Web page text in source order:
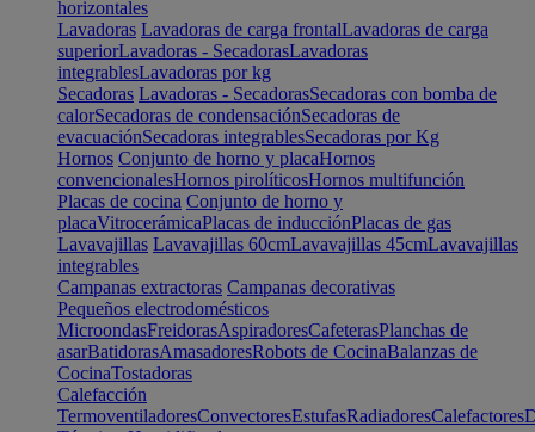
horizontales
Lavadoras Lavadoras de carga frontalLavadoras de carga
superiorLavadoras - SecadorasLavadoras
integrablesLavadoras por kg
Secadoras Lavadoras - SecadorasSecadoras con bomba de
calorSecadoras de condensaciónSecadoras de
evacuaciónSecadoras integrablesSecadoras por Kg
Hornos Conjunto de horno y placaHornos
convencionalesHornos pirolíticosHornos multifunción
Placas de cocina Conjunto de horno y
placaVitrocerámicaPlacas de inducciónPlacas de gas
Lavavajillas Lavavajillas 60cmLavavajillas 45cmLavavajillas
integrables
Campanas extractoras Campanas decorativas
Pequeños electrodomésticos
MicroondasFreidorasAspiradoresCafeterasPlanchas de
asarBatidorasAmasadoresRobots de CocinaBalanzas de
CocinaTostadoras
Calefacción
TermoventiladoresConvectoresEstufasRadiadoresCalefactores